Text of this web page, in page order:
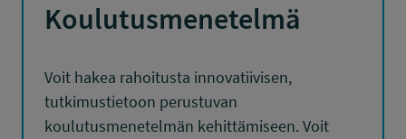
Koulutusmenetelmä
Voit hakea rahoitusta innovatiivisen,
tutkimustietoon perustuvan
koulutusmenetelmän kehittämiseen. Voit